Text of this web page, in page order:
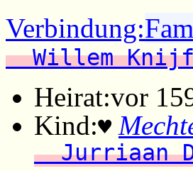
Verbindung:
Willem
Heirat:vor
Kind:♥
Jurriaan